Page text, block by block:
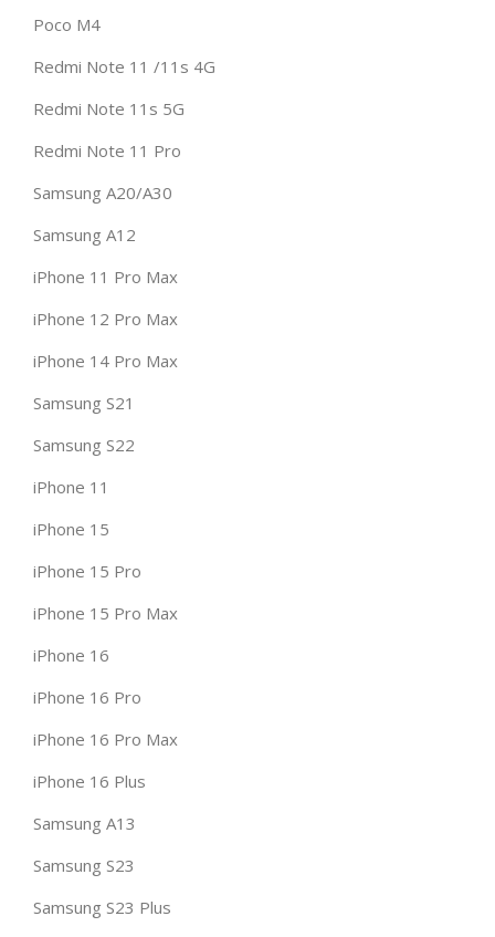
Poco M4
Redmi Note 11 /11s 4G
Redmi Note 11s 5G
Redmi Note 11 Pro
Samsung A20/A30
Samsung A12
iPhone 11 Pro Max
iPhone 12 Pro Max
iPhone 14 Pro Max
Samsung S21
Samsung S22
iPhone 11
iPhone 15
iPhone 15 Pro
iPhone 15 Pro Max
iPhone 16
iPhone 16 Pro
iPhone 16 Pro Max
iPhone 16 Plus
Samsung A13
Samsung S23
Samsung S23 Plus